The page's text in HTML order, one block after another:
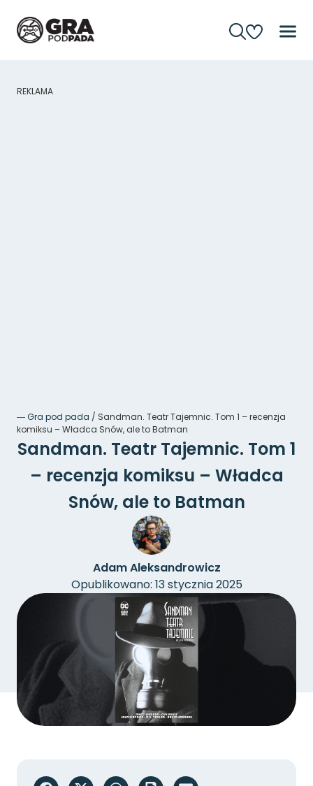
REKLAMA
―Gra pod pada / Sandman. Teatr Tajemnic. Tom 1 – recenzja
komiksu – Władca Snów, ale to Batman
Sandman. Teatr Tajemnic. Tom 1
– recenzja komiksu – Władca
Snów, ale to Batman
Adam Aleksandrowicz
Opublikowano: 13 stycznia 2025